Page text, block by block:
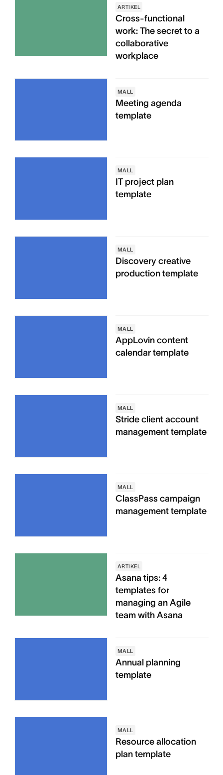
ARTIKEL
Cross-functional
work: The secret to a
collaborative
workplace
MALL
Meeting agenda
template
MALL
IT project plan
template
MALL
Discovery creative
production template
MALL
AppLovin content
calendar template
MALL
Stride client account
management template
MALL
ClassPass campaign
management template
ARTIKEL
Asana tips: 4
templates for
managing an Agile
team with Asana
MALL
Annual planning
template
MALL
Resource allocation
plan template